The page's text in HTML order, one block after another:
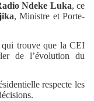
Ndeke Luka, ce
, Ministre et Porte-
trouve que la CEI
de l’évolution du
respecte les